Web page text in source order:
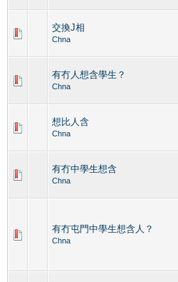
交換J相
Chna
有冇人想含學生？
Chna
想比人含
Chna
有冇中學生想含
Chna
有冇屯門中學生想含人？
Chna